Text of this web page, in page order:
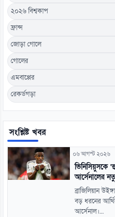
২০২৬ বিশ্বকাপ
ফ্রান্স
জোড়া গোলে
গোলের
এমবাপ্পের
রেকর্ডগড়া
সংশ্লিষ্ট খবর
০৬ আগস্ট ২০২৬
ভিনিসিয়ুসকে
আর্সেনালের
ব্রাজিলিয়ান
বড় ধরনের
আর্সেনাল।...